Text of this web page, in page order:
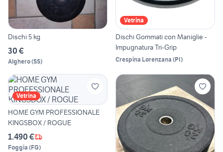
Dischi 5 kg
30 €
Alghero(SS)
Vetrina
Dischi Gommati con Maniglie -
Impugnatura Tri-Grip
Crespina Lorenzana (PI)
Vetrina
HOME GYM PROFESSIONALE
KINGSBOX / ROGUE
1.490 €
Foggia (FG)